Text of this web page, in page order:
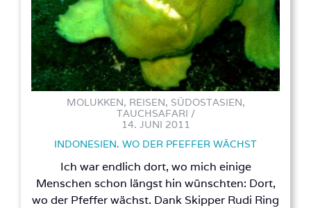
MOLUKKEN, REISEN, SÜDOSTASIEN,
TAUCHSAFARI /
14. JUNI 2011
INDONESIEN. WO DER PFEFFER WÄCHST
Ich war endlich dort, wo mich einige
Menschen schon längst hin wünschten: Dort,
wo der Pfeffer wächst. Dank Skipper Rudi Ring